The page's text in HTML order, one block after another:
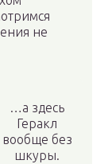
не
…а здесь
Геракл
вообще без
шкуры.